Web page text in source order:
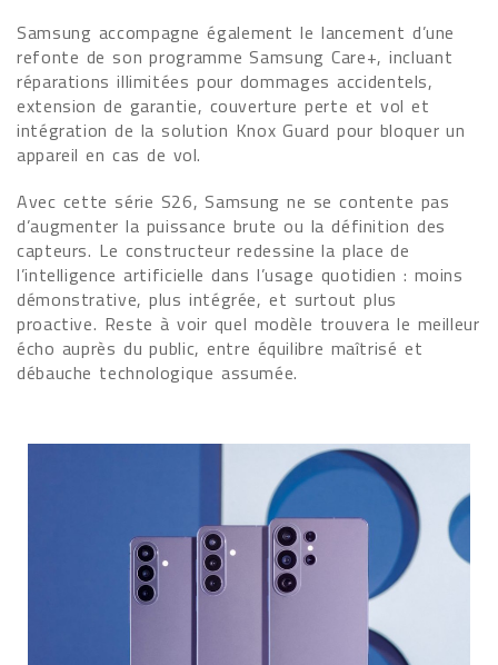
Samsung accompagne également le lancement d’une
refonte de son programme Samsung Care+, incluant
réparations illimitées pour dommages accidentels,
extension de garantie, couverture perte et vol et
intégration de la solution Knox Guard pour bloquer un
appareil en cas de vol.
Avec cette série S26, Samsung ne se contente pas
d’augmenter la puissance brute ou la définition des
capteurs. Le constructeur redessine la place de
l’intelligence artificielle dans l’usage quotidien : moins
démonstrative, plus intégrée, et surtout plus
proactive. Reste à voir quel modèle trouvera le meilleur
écho auprès du public, entre équilibre maîtrisé et
débauche technologique assumée.